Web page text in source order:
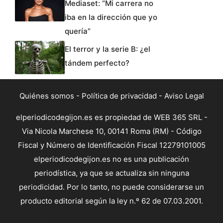
Mediaset: “Mi carrera no
iba en la dirección que yo
quería”
El terror y la serie B: ¿el
tándem perfecto?
Quiénes somos - Política de privacidad - Aviso Legal
elperiodicodegijon.es es propiedad de WEB 365 SRL -
Via Nicola Marchese 10, 00141 Roma (RM) - Código
Fiscal y Número de Identificación Fiscal 12279101005
elperiodicodegijon.es no es una publicación
periodística, ya que se actualiza sin ninguna
periodicidad. Por lo tanto, no puede considerarse un
producto editorial según la ley n.º 62 de 07.03.2001.